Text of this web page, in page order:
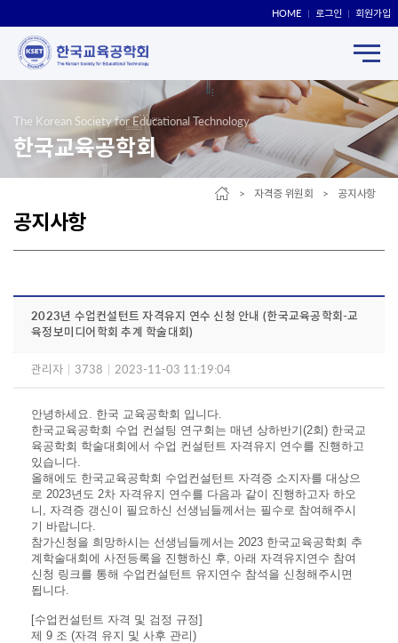
HOME 로그인 회원가입
The Korean Society for Educational Technology
한국교육공학회
공지사항
> 자격증 위원회 > 공지사항
2023년 수업컨설턴트 자격유지 연수 신청 안내 (한국교육공학회-교
육정보미디어학회 추계 학술대회)
관리자 3738 2023-11-03 11:19:04
안녕하세요. 한국 교육공학회 입니다.
한국교육공학회 수업 컨설팅 연구회는 매년 상하반기(2회) 한국교
육공학회 학술대회에서 수업 컨설턴트 자격유지 연수를 진행하고
있습니다.
올해에도 한국교육공학회 수업컨설턴트 자격증 소지자를 대상으
로 2023년도 2차 자격유지 연수를 다음과 같이 진행하고자 하오
니, 자격증 갱신이 필요하신 선생님들께서는 필수로 참여해주시
기 바랍니다.
참가신청을 희망하시는 선생님들께서는 2023 한국교육공학회 추
계학술대회에 사전등록을 진행하신 후, 아래 자격유지연수 참여
신청 링크를 통해 수업컨설턴트 유지연수 참석을 신청해주시면
됩니다.
[수업컨설턴트 자격 및 검정 규정]
제 9 조 (자격 유지 및 사후 관리)